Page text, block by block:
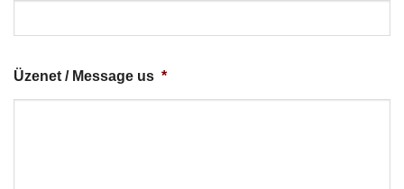
Üzenet / Message us *